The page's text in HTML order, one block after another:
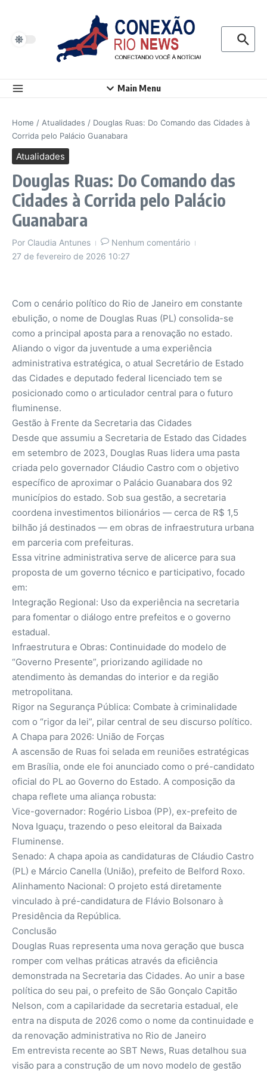
Procurar
Main Menu
Home / Atualidades / Douglas Ruas: Do Comando das Cidades à
Corrida pelo Palácio Guanabara​
Atualidades
Douglas Ruas: Do Comando das
Cidades à Corrida pelo Palácio
Guanabara​
Por Claudia Antunes
Nenhum comentário
27 de fevereiro de 2026 10:27
​Com o cenário político do Rio de Janeiro em constante
ebulição, o nome de Douglas Ruas (PL) consolida-se
como a principal aposta para a renovação no estado.
Aliando o vigor da juventude a uma experiência
administrativa estratégica, o atual Secretário de Estado
das Cidades e deputado federal licenciado tem se
posicionado como o articulador central para o futuro
fluminense.
​Gestão à Frente da Secretaria das Cidades
​Desde que assumiu a Secretaria de Estado das Cidades
em setembro de 2023, Douglas Ruas lidera uma pasta
criada pelo governador Cláudio Castro com o objetivo
específico de aproximar o Palácio Guanabara dos 92
municípios do estado. Sob sua gestão, a secretaria
coordena investimentos bilionários — cerca de R$ 1,5
bilhão já destinados — em obras de infraestrutura urbana
em parceria com prefeituras.
​Essa vitrine administrativa serve de alicerce para sua
proposta de um governo técnico e participativo, focado
em:
​Integração Regional: Uso da experiência na secretaria
para fomentar o diálogo entre prefeitos e o governo
estadual.
​Infraestrutura e Obras: Continuidade do modelo de
“Governo Presente”, priorizando agilidade no
atendimento às demandas do interior e da região
metropolitana.
​Rigor na Segurança Pública: Combate à criminalidade
com o “rigor da lei”, pilar central de seu discurso político.
​A Chapa para 2026: União de Forças
​A ascensão de Ruas foi selada em reuniões estratégicas
em Brasília, onde ele foi anunciado como o pré-candidato
oficial do PL ao Governo do Estado. A composição da
chapa reflete uma aliança robusta:
​Vice-governador: Rogério Lisboa (PP), ex-prefeito de
Nova Iguaçu, trazendo o peso eleitoral da Baixada
Fluminense.
​Senado: A chapa apoia as candidaturas de Cláudio Castro
(PL) e Márcio Canella (União), prefeito de Belford Roxo.
​Alinhamento Nacional: O projeto está diretamente
vinculado à pré-candidatura de Flávio Bolsonaro à
Presidência da República.
​Conclusão
​Douglas Ruas representa uma nova geração que busca
romper com velhas práticas através da eficiência
demonstrada na Secretaria das Cidades. Ao unir a base
política do seu pai, o prefeito de São Gonçalo Capitão
Nelson, com a capilaridade da secretaria estadual, ele
entra na disputa de 2026 como o nome da continuidade e
da renovação administrativa no Rio de Janeiro
Em entrevista recente ao SBT News, Ruas detalhou sua
visão para a construção de um novo modelo de gestão